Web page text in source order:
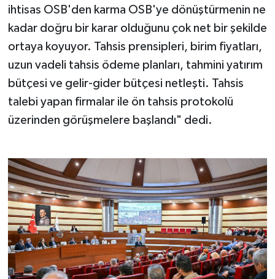
ihtisas OSB'den karma OSB'ye dönüştürmenin ne
kadar doğru bir karar olduğunu çok net bir şekilde
ortaya koyuyor. Tahsis prensipleri, birim fiyatları,
uzun vadeli tahsis ödeme planları, tahmini yatırım
bütçesi ve gelir-gider bütçesi netleşti. Tahsis
talebi yapan firmalar ile ön tahsis protokolü
üzerinden görüşmelere başlandı" dedi.